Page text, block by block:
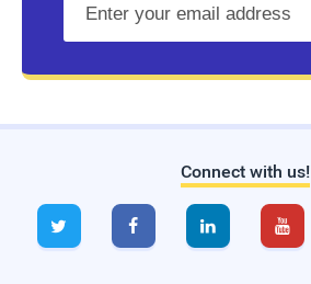
l
Live Traffic Feed
A visitor from Singapore
viewed
முட்டை மசாலா டோஸ்ட் | Quick Egg
Masala…"
4 hrs 28 mins ago
Connect with us!
   